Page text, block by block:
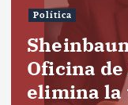
Política
Oficina
elimina